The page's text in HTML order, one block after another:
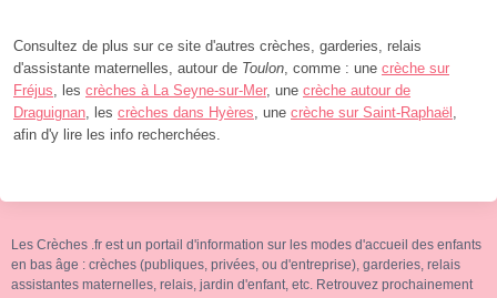
Consultez de plus sur ce site d'autres crèches, garderies, relais
d'assistante maternelles, autour de Toulon, comme : une crèche sur
Fréjus, les crèches à La Seyne-sur-Mer, une crèche autour de
Draguignan, les crèches dans Hyères, une crèche sur Saint-Raphaël ,
afin d'y lire les info recherchées.
Les Crèches .fr est un portail d'information sur les modes d'accueil des enfants
en bas âge : crèches (publiques, privées, ou d'entreprise), garderies, relais
assistantes maternelles, relais, jardin d'enfant, etc. Retrouvez prochainement